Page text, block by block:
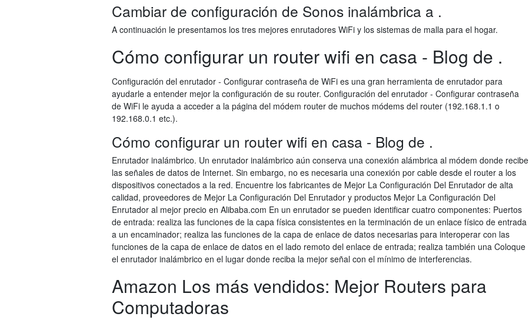
Cambiar de configuración de Sonos inalámbrica a .
A continuación le presentamos los tres mejores enrutadores WiFi y los sistemas de malla para el hogar.
Cómo configurar un router wifi en casa - Blog de .
Configuración del enrutador - Configurar contraseña de WiFi es una gran herramienta de enrutador para
ayudarle a entender mejor la configuración de su router. Configuración del enrutador - Configurar contraseña
de WiFi le ayuda a acceder a la página del módem router de muchos módems del router (192.168.1.1 o
192.168.0.1 etc.).
Cómo configurar un router wifi en casa - Blog de .
Enrutador inalámbrico. Un enrutador inalámbrico aún conserva una conexión alámbrica al módem donde recibe
las señales de datos de Internet. Sin embargo, no es necesaria una conexión por cable desde el router a los
dispositivos conectados a la red. Encuentre los fabricantes de Mejor La Configuración Del Enrutador de alta
calidad, proveedores de Mejor La Configuración Del Enrutador y productos Mejor La Configuración Del
Enrutador al mejor precio en Alibaba.com En un enrutador se pueden identificar cuatro componentes: Puertos
de entrada: realiza las funciones de la capa física consistentes en la terminación de un enlace físico de entrada
a un encaminador; realiza las funciones de la capa de enlace de datos necesarias para interoperar con las
funciones de la capa de enlace de datos en el lado remoto del enlace de entrada; realiza también una Coloque
el enrutador inalámbrico en el lugar donde reciba la mejor señal con el mínimo de interferencias.
Amazon Los más vendidos: Mejor Routers para
Computadoras